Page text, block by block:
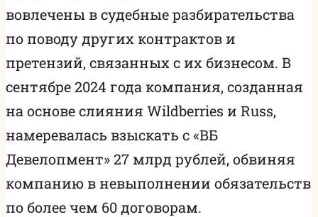
вовлечены в судебные разбирательства
по поводу других контрактов и
претензий, связанных с их бизнесом. В
сентябре 2024 года компания, созданная
на основе слияния Wildberries и Russ,
намеревалась взыскать с «ВБ
Девелопмент» 27 млрд рублей, обвиняя
компанию в невыполнении обязательств
по более чем 60 договорам.